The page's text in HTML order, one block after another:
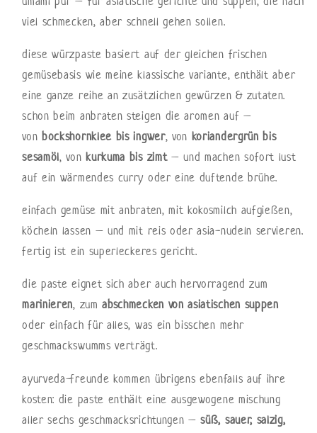
viel schmecken, aber schnell gehen sollen.
diese würzpaste basiert auf der gleichen frischen
gemüsebasis wie meine klassische variante, enthält aber
eine ganze reihe an zusätzlichen gewürzen & zutaten.
schon beim anbraten steigen die aromen auf –
vonbockshornklee bis ingwer, von koriandergrün bis
sesamöl, vonkurkuma bis zimt– und machen sofort lust
auf ein wärmendes curry oder eine duftende brühe.
einfach gemüse mit anbraten, mit kokosmilch aufgießen,
köcheln lassen – und mit reis oder asia-nudeln servieren.
fertig ist ein superleckeres gericht.
die paste eignet sich aber auch hervorragend zum
marinieren, zumabschmecken von asiatischen suppen
oder einfach für alles, was ein bisschen mehr
geschmackswumms verträgt.
ayurveda-freunde kommen übrigens ebenfalls auf ihre
kosten: die paste enthält eine ausgewogene mischung
aller sechs geschmacksrichtungen –süß, sauer, salzig,